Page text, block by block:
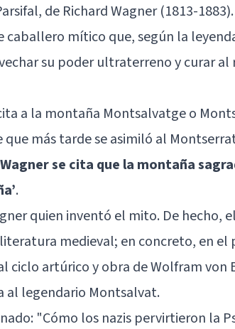
de Richard Wagner (1813-
caballero mítico que, según la
su poder ultraterreno y curar al
a la montaña Montsalvatge o
más tarde se asimiló al
se cita que la montaña
.
quien inventó el mito. De hecho,
medieval; en concreto, en el
ciclo artúrico y obra de Wolfram von
al legendario Montsalvat.
"Cómo los nazis pervirtieron la